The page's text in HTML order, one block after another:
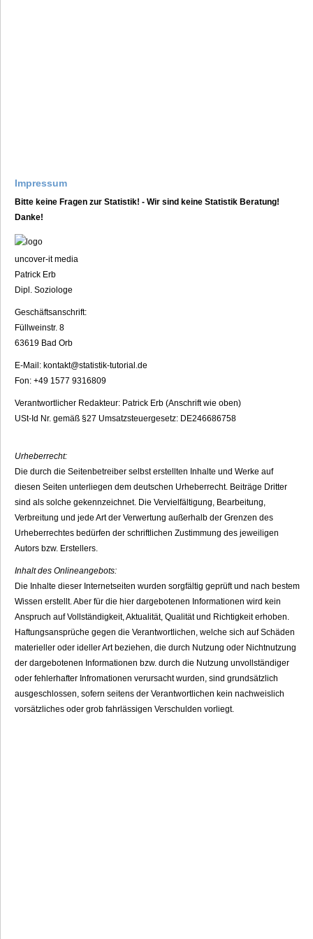
Impressum
Bitte keine Fragen zur Statistik! - Wir sind keine Statistik Beratung!
Danke!
uncover-it media
Patrick Erb
Dipl. Soziologe
Geschäftsanschrift:
Fül lweinstr. 8
63619 Bad Orb
E-Mail: kontakt@statistik-tutorial.de
Fon: +49 1577 9316809
Verantwortlicher Redakteur: Patrick Erb (Anschrift wie oben)
USt-Id Nr. gemäß §27 Umsatzsteuergesetz: DE246686758
Urheberrecht:
Die durch die Seitenbetreiber selbst erstellten Inhalte und Werke auf
diesen Seiten unterliegen dem deutschen Urheberrecht. Beiträge Dritter
sind als solche gekennzeichnet. Die Vervielfältigung, Bearbeitung,
Verbreitung und jede Art der Verwertung außerhalb der Grenzen des
Urheberrechtes bedürfen der schriftlichen Zustimmung des jeweiligen
Autors bzw. Erstellers.
Inhalt des Onlineangebots:
Die Inhalte dieser Internetseiten wurden sorgfältig geprüft und nach bestem
Wissen erstellt. Aber für die hier dargebotenen Informationen wird kein
Anspruch auf Vollständigkeit, Aktualität, Qualität und Richtigkeit erhoben.
Haftungsansprüche gegen die Verantwortlichen, welche sich auf Schäden
materieller oder ideller Art beziehen, die durch Nutzung oder Nichtnutzung
der dargebotenen Informationen bzw. durch die Nutzung unvollständiger
oder fehlerhafter Infromationen verursacht wurden, sind grundsätzlich
ausgeschlossen, sofern seitens der Verantwortlichen kein nachweislich
vorsätzliches oder grob fahrlässigen Verschulden vorliegt.